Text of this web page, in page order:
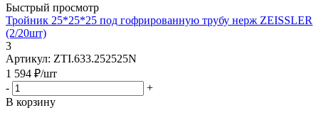
Быстрый просмотр
Тройник 25*25*25 под гофрированную трубу нерж ZEISSLER
(2/20шт)
3
Артикул: ZTI.633.252525N
1 594 ₽/шт
-
+
В корзину